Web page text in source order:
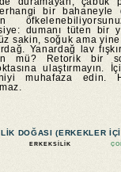
bir bahaneyle
dumanı tüten bir
sakin, soğuk ama
Yanardağ lav
mü? Retorik bir
ulaştırmayın.
muhafaza edin.
DOĞASI (ERKEKLER
ERKEKSILIK